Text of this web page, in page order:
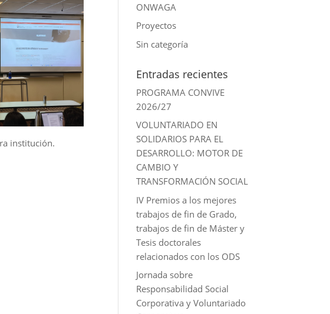
institución.
ONWAGA
Proyectos
Sin categoría
Entradas recientes
PROGRAMA CONVIVE
2026/27
VOLUNTARIADO EN
SOLIDARIOS PARA EL
DESARROLLO: MOTOR DE
CAMBIO Y
TRANSFORMACIÓN SOCIAL
IV Premios a los mejores
trabajos de fin de Grado,
trabajos de fin de Máster y
Tesis doctorales
relacionados con los ODS
Jornada sobre
Responsabilidad Social
Corporativa y Voluntariado